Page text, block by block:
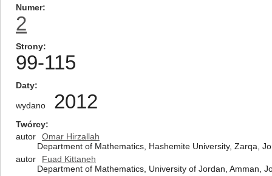
Numer
2
Strony
99-115
Daty
wydano 2012
Twórcy
autor
Omar Hirzallah
Department of Mathematics, Hashemite University, Zarqa,
autor
Fuad Kittaneh
Department of Mathematics, University of Jordan, Amman,